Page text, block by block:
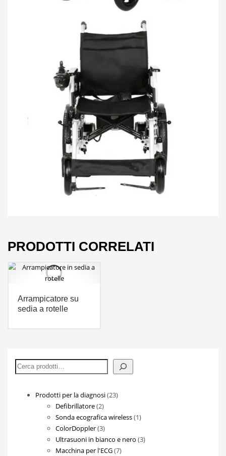
PRODOTTI CORRELATI
Arrampicatore su
sedia a rotelle
Cerca
Prodotti per la diagnosi 2323
Defibrillatore 22
prodotti
Sonda ecografica wireless 11
ColorDoppler 33
prodotti
Ultrasuoni in bianco e nero 33
Macchina per l'ECG 77